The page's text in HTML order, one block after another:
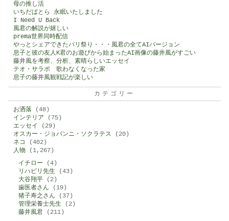
母の推し活
いちだぱとら 永眠いたしました
I Need U Back
風君の解説が嬉しい
prema世界同時配信
やっとシェアできたパリ祭り・・・風君の全てAIバージョン
息子と彼の友人K君のお遊びから始まったAI画像の藤井風がすごい
藤井風を考察、分析、素晴らしいエッセイ
テオ・サラポ 歌わなくなった家
息子の藤井風観戦記が楽しい
カテゴリー
お洒落 (48)
インテリア (75)
エッセイ
(29)
オスカー・ジョバンニ・ソクラテス (20)
ネコ
(402)
人物 (1,267)
イチロー (4)
リハビリ先生 (43)
大谷翔平 (2)
歯医者さん (19)
猪子寿之さん (37)
管理栄養士先生 (2)
藤井風君 (211)